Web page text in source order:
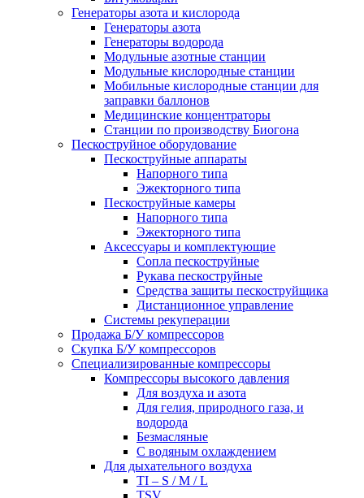
Генераторы азота и кислорода
Генераторы азота
Генераторы водорода
Модульные азотные станции
Модульные кислородные станции
Мобильные кислородные станции для
заправки баллонов
Медицинские концентраторы
Станции по производству Биогона
Пескоструйное оборудование
Пескоструйные аппараты
Напорного типа
Эжекторного типа
Пескоструйные камеры
Напорного типа
Эжекторного типа
Аксессуары и комплектующие
Сопла пескоструйные
Рукава пескоструйные
Средства защиты пескоструйщика
Дистанционное управление
Системы рекуперации
Продажа Б/У компрессоров
Скупка Б/У компрессоров
Специализированные компрессоры
Компрессоры высокого давления
Для воздуха и азота
Для гелия, природного газа, и
водорода
Безмасляные
С водяным охлаждением
Для дыхательного воздуха
TI – S / M / L
TSV